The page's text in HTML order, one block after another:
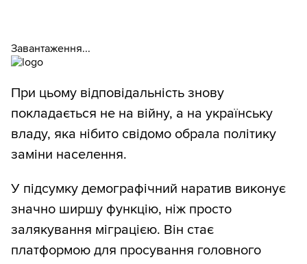
Завантаження...
При цьому відповідальність знову
покладається не на війну, а на українську
владу, яка нібито свідомо обрала політику
заміни населення.
У підсумку демографічний наратив виконує
значно ширшу функцію, ніж просто
залякування міграцією. Він стає
платформою для просування головного